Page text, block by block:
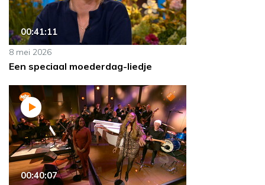
00:41:11
8 mei 2026
Een speciaal moederdag-liedje
00:40:07